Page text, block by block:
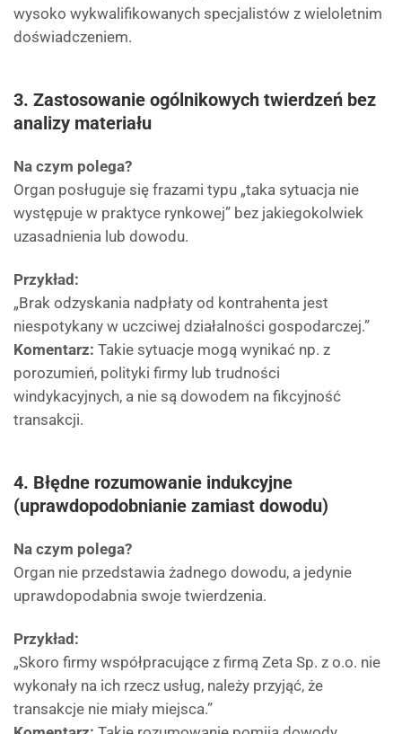
wysoko wykwalifikowanych specjalistów z wieloletnim
doświadczeniem.
3. Zastosowanie ogólnikowych twierdzeń bez
analizy materiału
Na czym polega?
Organ posługuje się frazami typu „taka sytuacja nie
występuje w praktyce rynkowej” bez jakiegokolwiek
uzasadnienia lub dowodu.
Przykład:
„Brak odzyskania nadpłaty od kontrahenta jest
niespotykany w uczciwej działalności gospodarczej.”
Komentarz: Takie sytuacje mogą wynikać np. z
porozumień, polityki firmy lub trudności
windykacyjnych, a nie są dowodem na fikcyjność
transakcji.
4. Błędne rozumowanie indukcyjne
(uprawdopodobnianie zamiast dowodu)
Na czym polega?
Organ nie przedstawia żadnego dowodu, a jedynie
uprawdopodabnia swoje twierdzenia.
Przykład:
„Skoro firmy współpracujące z firmą Zeta Sp. z o.o. nie
wykonały na ich rzecz usług, należy przyjąć, że
transakcje nie miały miejsca.”